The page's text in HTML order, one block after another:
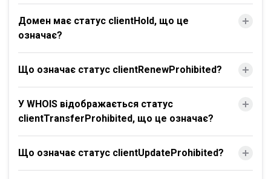
Домен має статус clientHold, що це
означає?
Що означає статус clientRenewProhibited?
У WHOIS відображається статус
clientTransferProhibited, що це означає?
Що означає статус clientUpdateProhibited?